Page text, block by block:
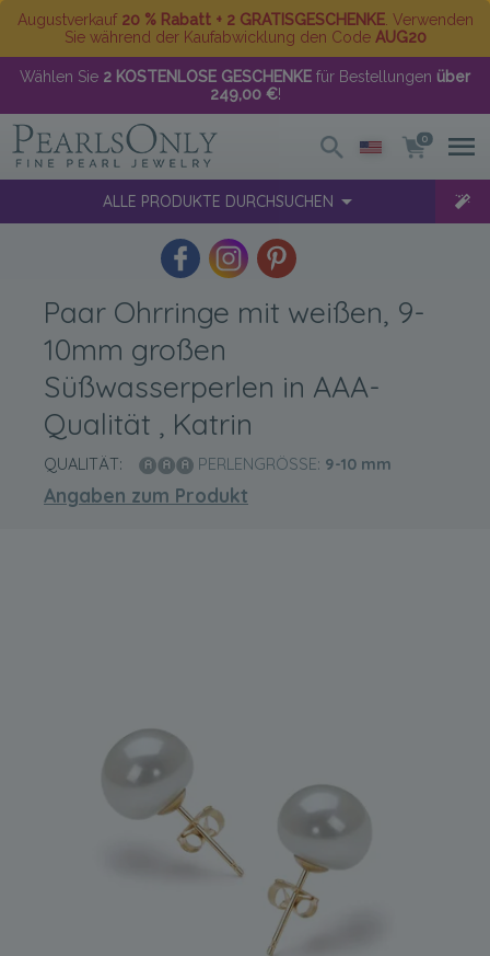
Augustverkauf 20 % Rabatt + 2 GRATISGESCHENKE. Verwenden
Sie während der Kaufabwicklung den Code AUG20
Wählen Sie 2 KOSTENLOSE GESCHENKE für Bestellungen über
249,00 €!
0
ALLE PRODUKTE DURCHSUCHEN
Paar Ohrringe mit weißen, 9-
10mm großen
Süßwasserperlen in AAA-
Qualität , Katrin
QUALITÄT: PERLENGRÖSSE: 9-10 mm
Angaben zum Produkt